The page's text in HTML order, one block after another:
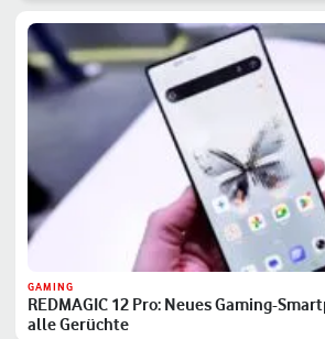
GAMING
REDMAGIC 12 Pro: Neues Gaming-
alle Gerüchte